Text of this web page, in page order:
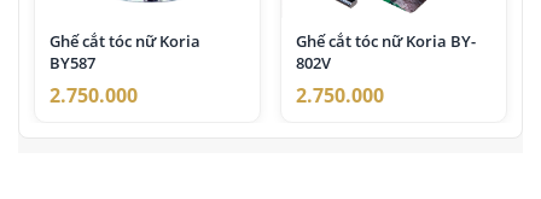
Ghế cắt tóc nữ Koria
BY587
2.750.000
Ghế cắt tóc nữ Koria BY-
802V
2.750.000